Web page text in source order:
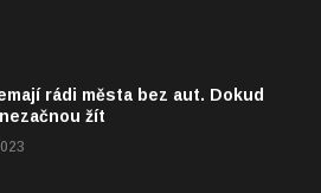
rádi města bez aut. Dokud
žít